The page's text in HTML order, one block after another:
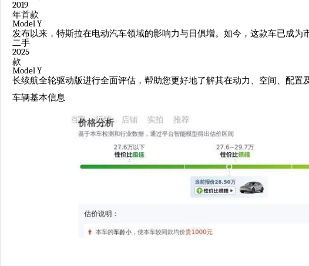
2019
年首款
Model Y
发布以来，特斯拉在电动汽车领域的影响力与日俱增。如今，这款车已成为
二手
2025
款
Model Y
长续航全轮驱动版进行全面评估，帮助您更好地了解其在动力、空间、配置
车辆基本信息